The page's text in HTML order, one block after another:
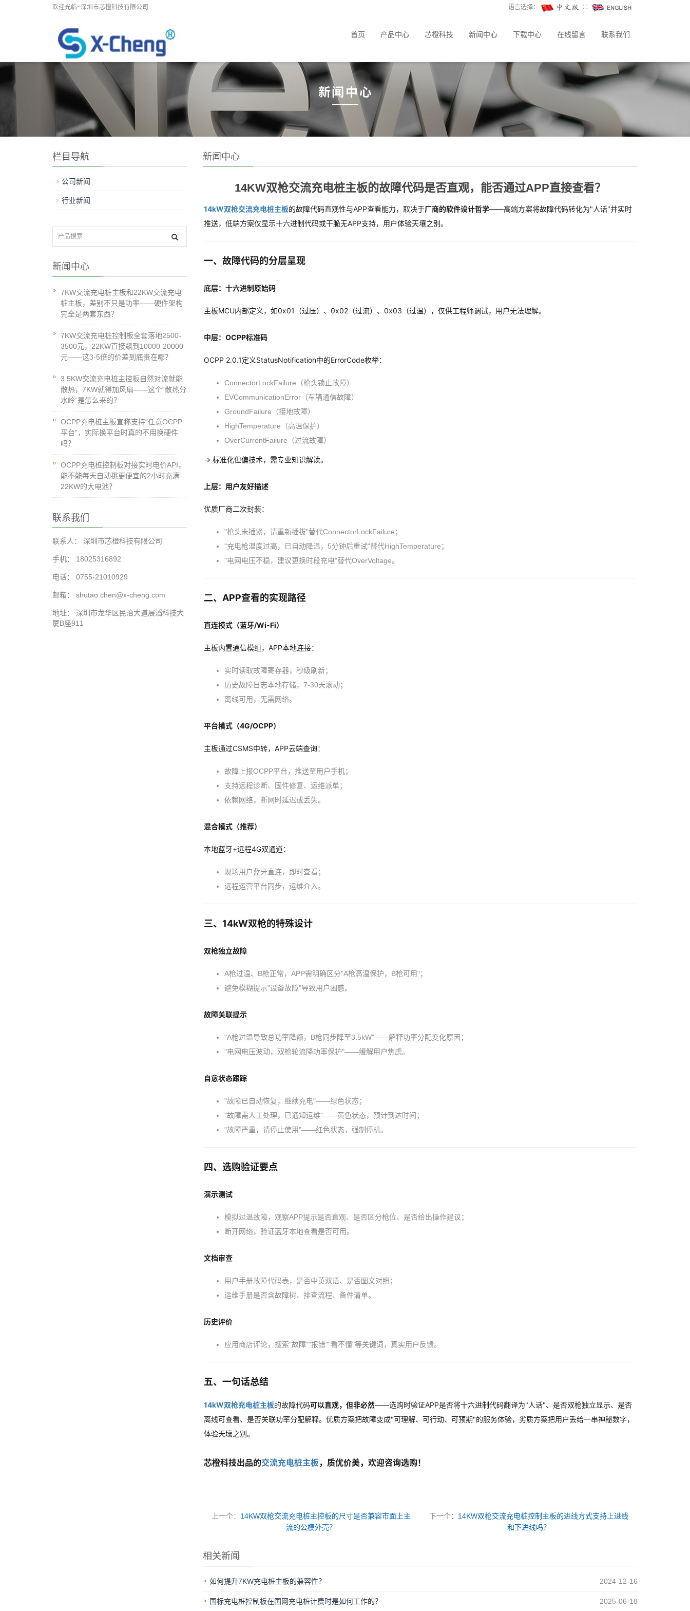
欢迎光临~深圳市芯橙科技有限公司 语言选择： ∷
首页 产品中心 芯橙科技 新闻中心 下载中心 在线留言 联系我们
新闻中心
14KW双枪交流充电桩主板的故障代码是否直观，能否通过APP直接查看？
14kW双枪交流充电桩主板的故障代码直观性与APP查看能力，取决于厂商的软件设计哲学——高端方案将故障代码转化为"人话"并实时
推送，低端方案仅显示十六进制代码或干脆无APP支持，用户体验天壤之别。
一、故障代码的分层呈现
底层：十六进制原始码
主板MCU内部定义，如0x01（过压）、0x02（过流）、0x03（过温），仅供工程师调试，用户无法理解。
中层：OCPP标准码
OCPP 2.0.1定义StatusNotification中的ErrorCode枚举：
ConnectorLockFailure（枪头锁止故障）
EVCommunicationError（车辆通信故障）
GroundFailure（接地故障）
HighTemperature（高温保护）
OverCurrentFailure（过流故障）
→ 标准化但偏技术，需专业知识解读。
上层：用户友好描述
优质厂商二次封装：
"枪头未插紧，请重新插拔"替代ConnectorLockFailure；
"充电枪温度过高，已自动降温，5分钟后重试"替代HighTemperature；
"电网电压不稳，建议更换时段充电"替代OverVoltage。
二、APP查看的实现路径
直连模式（蓝牙/Wi-Fi）
主板内置通信模组，APP本地连接：
实时读取故障寄存器，秒级刷新；
历史故障日志本地存储，7-30天滚动；
离线可用，无需网络。
平台模式（4G/OCPP）
主板通过CSMS中转，APP云端查询：
故障上报OCPP平台，推送至用户手机；
支持远程诊断、固件修复、运维派单；
依赖网络，断网时延迟或丢失。
混合模式（推荐）
本地蓝牙+远程4G双通道：
现场用户蓝牙直连，即时查看；
远程运营平台同步，运维介入。
三、14kW双枪的特殊设计
双枪独立故障
A枪过温、B枪正常，APP需明确区分"A枪高温保护，B枪可用"；
避免模糊提示"设备故障"导致用户困惑。
故障关联提示
"A枪过温导致总功率降额，B枪同步降至3.5kW"——解释功率分配变化原因；
"电网电压波动，双枪轮流降功率保护"——缓解用户焦虑。
自愈状态跟踪
"故障已自动恢复，继续充电"——绿色状态；
"故障需人工处理，已通知运维"——黄色状态，预计到达时间；
"故障严重，请停止使用"——红色状态，强制停机。
四、选购验证要点
演示测试
模拟过温故障，观察APP提示是否直观、是否区分枪位、是否给出操作建议；
断开网络，验证蓝牙本地查看是否可用。
文档审查
用户手册故障代码表，是否中英双语、是否图文对照；
运维手册是否含故障树、排查流程、备件清单。
历史评价
应用商店评论，搜索"故障""报错""看不懂"等关键词，真实用户反馈。
五、一句话总结
14kW双枪充电桩主板的故障代码可以直观，但非必然——选购时验证APP是否将十六进制代码翻译为"人话"、是否双枪独立显示、是否
离线可查看、是否关联功率分配解释。优质方案把故障变成"可理解、可行动、可预期"的服务体验，劣质方案把用户丢给一串神秘数字，
体验天壤之别。
芯橙科技出品的交流充电桩主板 ，质优价美，欢迎咨询选购！
上一个： 14KW双枪交流充电桩主控板的尺寸是否兼容市面上主
流的公模外壳？
下一个： 14KW双枪交流充电桩控制主板的进线方式支持上进线
和下进线吗？
相关新闻
如何提升7KW充电桩主板的兼容性？ 2024-12-16
国标充电桩控制板在国网充电桩计费时是如何工作的？ 2025-06-18
栏目导航
公司新闻
行业新闻
新闻中心
7KW交流充电桩主板和22KW交流充电
桩主板，差别不只是功率——硬件架构
完全是两套东西？
7KW交流充电桩控制板全套落地2500-
3500元，22KW直接飙到10000-20000
元——这3-5倍的价差到底贵在哪？
3.5KW交流充电桩主控板自然对流就能
散热，7KW就得加风扇——这个“散热分
水岭”是怎么来的？
OCPP充电桩主板宣称支持“任意OCPP
平台”，实际换平台时真的不用换硬件
吗？
OCPP充电桩控制板对接实时电价API，
能不能每天自动挑更便宜的2小时充满
22KW的大电池？
联系我们
联系人： 深圳市芯橙科技有限公司
手机： 18025316892
电话： 0755-21010929
邮箱： shutao.chen@x-cheng.com
地址： 深圳市龙华区民治大道展滔科技大
厦B座911